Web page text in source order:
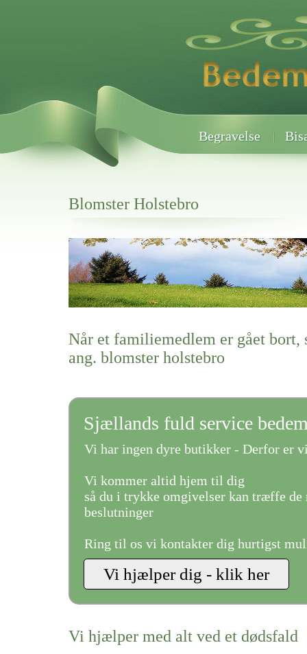
Begravelse
Blomster Holstebro
Her hos os får du altid en god afslutning når det gælder
Blomster Holstebro
vi hjælper i alle faser af begravelsel
Når et familiemedlem er gået bort,
ang. blomster holstebro
Sjællands fuld service
Vi har ingen dyre butikker - Derfor er
Vi kommer altid hjem til dig
så du i trykke omgivelser kan træffe de
beslutninger
Ring til os vi kontakter dig hurtigst
Vi hjælper med alt ved et dødsfald